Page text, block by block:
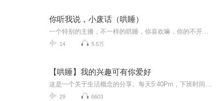
你听我说，小废话（哄睡）
14 5.5万
【哄睡】我的兴趣可有你爱好
29 6603